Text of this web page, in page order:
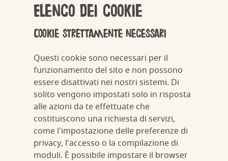
Elenco dei cookie
Cookie strettamente necessari
Questi cookie sono necessari per il
funzionamento del sito e non possono
essere disattivati ​​nei nostri sistemi. Di
solito vengono impostati solo in risposta
alle azioni da te effettuate che
costituiscono una richiesta di servizi,
come l'impostazione delle preferenze di
privacy, l'accesso o la compilazione di
moduli. È possibile impostare il browser